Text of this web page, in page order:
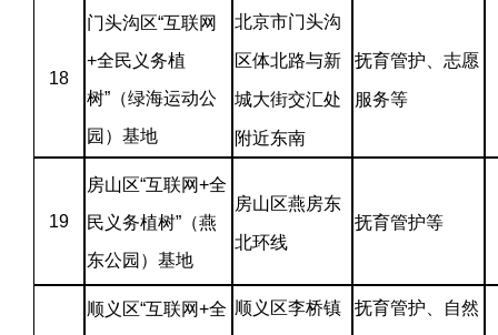
18
门头沟区“互联网
+全民义务植
树”（绿海运动公
园）基地
北京市门头沟
区体北路与新
城大街交汇处
附近东南
抚育管护、志愿
服务等
19
房山区“互联网+全
民义务植树”（燕
东公园）基地
房山区燕房东
北环线
抚育管护等
顺义区“互联网+全 顺义区李桥镇 抚育管护、自然